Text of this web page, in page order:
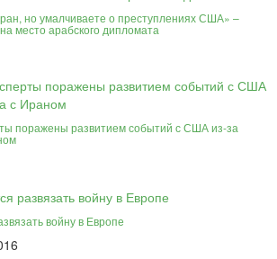
но умалчиваете о преступлениях США» –
место арабского дипломата
поражены развитием событий с США из-за
войну в Европе